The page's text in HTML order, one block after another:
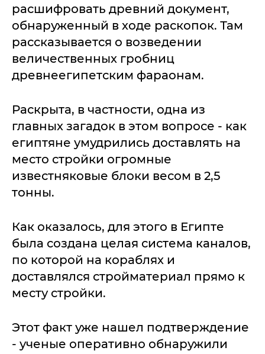
расшифровать древний документ,
обнаруженный в ходе раскопок. Там
рассказывается о возведении
величественных гробниц
древнеегипетским фараонам.
Раскрыта, в частности, одна из
главных загадок в этом вопросе - как
египтяне умудрились доставлять на
место стройки огромные
известняковые блоки весом в 2,5
тонны.
Как оказалось, для этого в Египте
была создана целая система каналов,
по которой на кораблях и
доставлялся стройматериал прямо к
месту стройки.
Этот факт уже нашел подтверждение
- ученые оперативно обнаружили